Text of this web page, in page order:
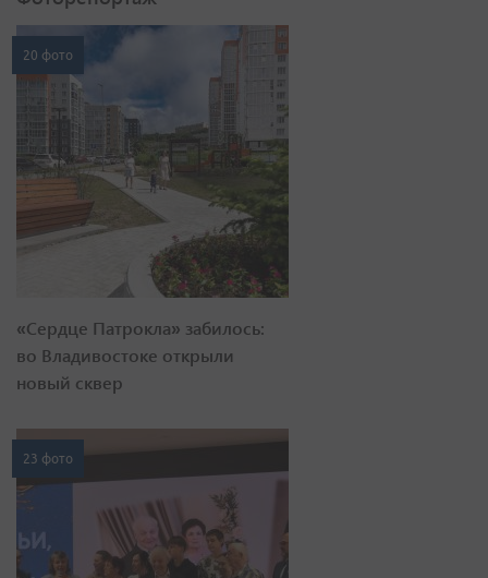
20 фото
«Сердце Патрокла» забилось:
во Владивостоке открыли
новый сквер
23 фото